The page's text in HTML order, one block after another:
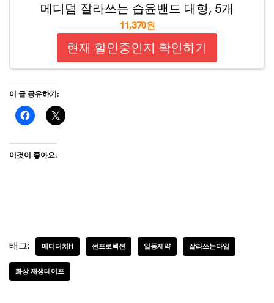
메디덤 잘라쓰는 습윤밴드 대형, 5개
11,370원
현재 할인중인지 확인하기
이 글 공유하기:
이것이 좋아요:
태그: 메디터치H 썬프로텍션 일동제약 잘라쓰는타입
화상 재생테이프